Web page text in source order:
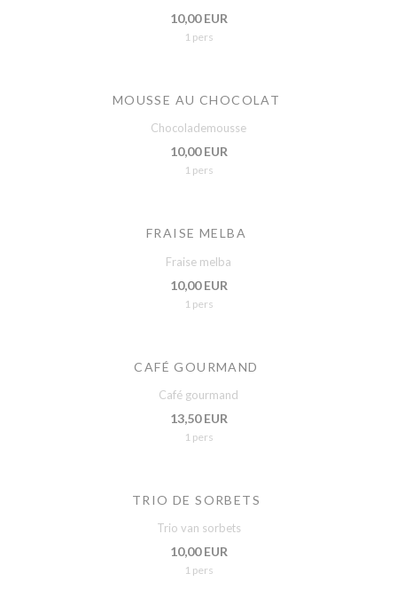
10,00 EUR
1 pers
MOUSSE AU CHOCOLAT
Chocolademousse
10,00 EUR
1 pers
FRAISE MELBA
Fraise melba
10,00 EUR
1 pers
CAFÉ GOURMAND
Café gourmand
13,50 EUR
1 pers
TRIO DE SORBETS
Trio van sorbets
10,00 EUR
1 pers